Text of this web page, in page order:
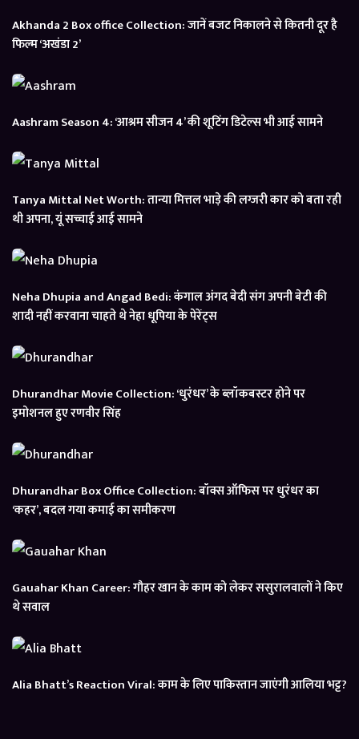
Akhanda 2 Box office Collection: जानें बजट निकालने से कितनी दूर है
फिल्म ‘अखंडा 2’
Aashram Season 4: ‘आश्रम सीजन 4’ की शूटिंग डिटेल्स भी आई सामने
Tanya Mittal Net Worth: तान्या मित्तल भाड़े की लग्जरी कार को बता रही
थी अपना, यूं सच्चाई आई सामने
Neha Dhupia and Angad Bedi: कंगाल अंगद बेदी संग अपनी बेटी की
शादी नहीं करवाना चाहते थे नेहा धूपिया के पेरेंट्स
Dhurandhar Movie Collection: ‘धुरंधर’ के ब्लॉकबस्टर होने पर
इमोशनल हुए रणवीर सिंह
Dhurandhar Box Office Collection: बॉक्स ऑफिस पर धुरंधर का
‘कहर’, बदल गया कमाई का समीकरण
Gauahar Khan Career: गौहर खान के काम को लेकर ससुरालवालों ने किए
थे सवाल
Alia Bhatt’s Reaction Viral: काम के लिए पाकिस्तान जाएंगी आलिया भट्ट?